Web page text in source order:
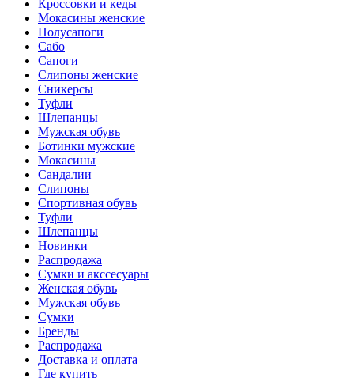
Кроссовки и кеды
Мокасины женские
Полусапоги
Сабо
Сапоги
Слипоны женские
Сникерсы
Туфли
Шлепанцы
Мужская обувь
Ботинки мужские
Мокасины
Сандалии
Слипоны
Спортивная обувь
Туфли
Шлепанцы
Новинки
Распродажа
Сумки и акссесуары
Женская обувь
Мужская обувь
Сумки
Бренды
Распродажа
Доставка и оплата
Где купить